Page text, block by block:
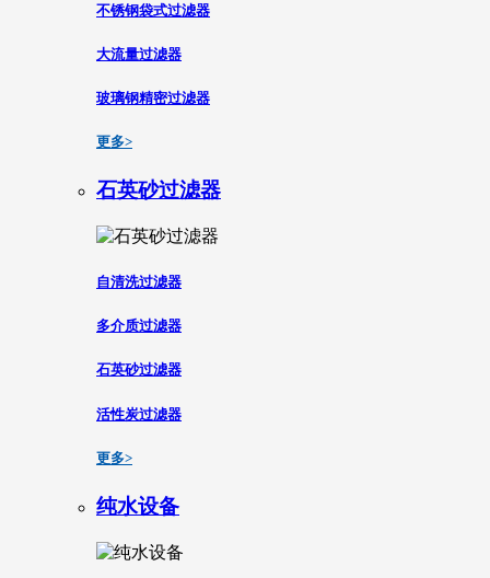
不锈钢袋式过滤器
大流量过滤器
玻璃钢精密过滤器
更多>
石英砂过滤器
自清洗过滤器
多介质过滤器
石英砂过滤器
活性炭过滤器
更多>
纯水设备